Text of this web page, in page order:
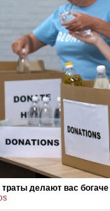
делают вас богаче